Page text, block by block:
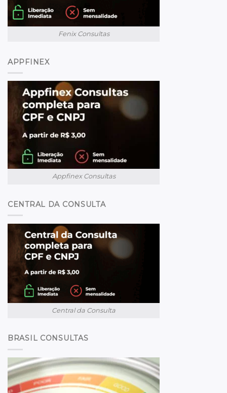
Fenix Consultas
APPFINEX
Appfinex Consultas
CENTRAL DA CONSULTA
Central da Consulta
BRASIL CONSULTAS